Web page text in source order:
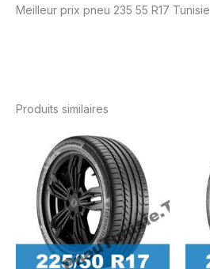
Meilleur prix pneu 235 55 R17 Tunisie
Produits similaires